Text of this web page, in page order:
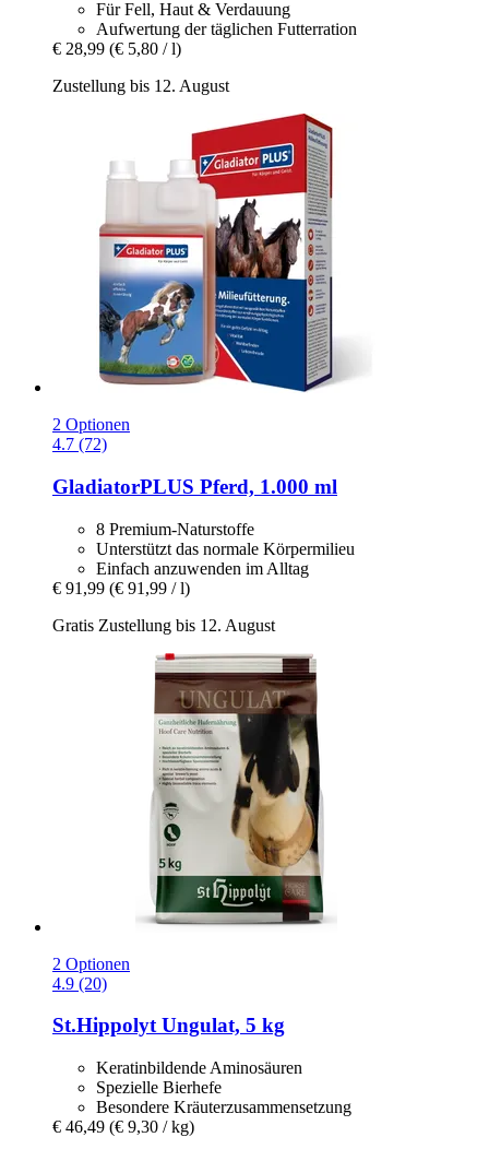
Für Fell, Haut & Verdauung
Aufwertung der täglichen Futterration
€ 28,99 (€ 5,80 / l)
Zustellung bis 12. August
2 Optionen
4.7 (72)
GladiatorPLUS Pferd, 1.000 ml
8 Premium-Naturstoffe
Unterstützt das normale Körpermilieu
Einfach anzuwenden im Alltag
€ 91,99 (€ 91,99 / l)
Gratis Zustellung bis 12. August
2 Optionen
4.9 (20)
St.HippolytUngulat, 5 kg
Keratinbildende Aminosäuren
Spezielle Bierhefe
Besondere Kräuterzusammensetzung
€ 46,49 (€ 9,30 / kg)